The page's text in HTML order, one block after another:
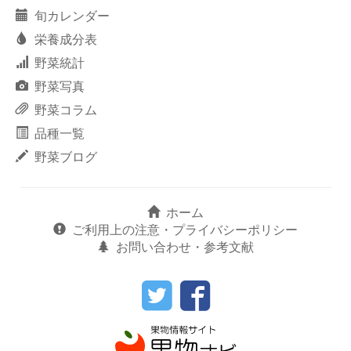
旬カレンダー
栄養成分表
野菜統計
野菜写真
野菜コラム
品種一覧
野菜ブログ
ホーム
ご利用上の注意・プライバシーポリシー
お問い合わせ・参考文献